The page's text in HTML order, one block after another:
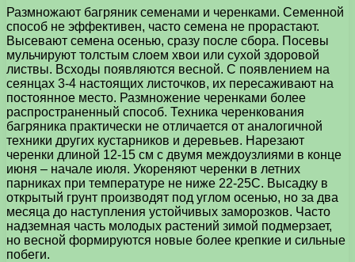
Размножают багряник семенами и черенками. Семенной
способ не эффективен, часто семена не прорастают.
Высевают семена осенью, сразу после сбора. Посевы
мульчируют толстым слоем хвои или сухой здоровой
листвы. Всходы появляются весной. С появлением на
сеянцах 3-4 настоящих листочков, их пересаживают на
постоянное место. Размножение черенками более
распространенный способ. Техника черенкования
багряника практически не отличается от аналогичной
техники других кустарников и деревьев. Нарезают
черенки длиной 12-15 см с двумя междоузлиями в конце
июня – начале июля. Укореняют черенки в летних
парниках при температуре не ниже 22-25С. Высадку в
открытый грунт производят под углом осенью, но за два
месяца до наступления устойчивых заморозков. Часто
надземная часть молодых растений зимой подмерзает,
но весной формируются новые более крепкие и сильные
побеги.